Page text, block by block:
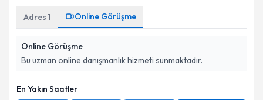
Adres 1 Online Görüşme
Online Görüşme
Bu uzman online danışmanlık hizmeti sunmaktadır.
En Yakın Saatler